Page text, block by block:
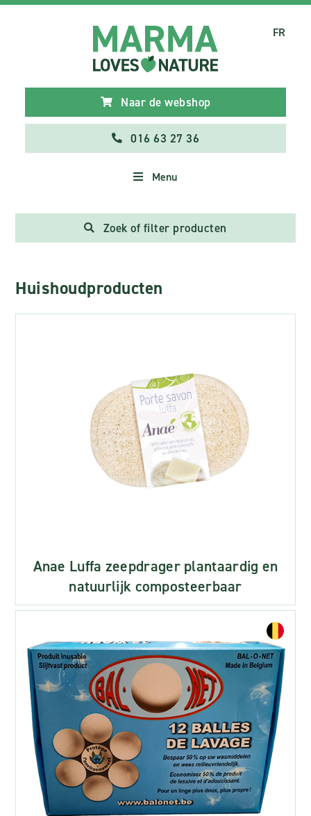
Naar de webshop
016 63 27 36
Menu
FR
Zoek of filter producten
Huishoudproducten
Anae Luffa zeepdrager plantaardig en
natuurlijk composteerbaar